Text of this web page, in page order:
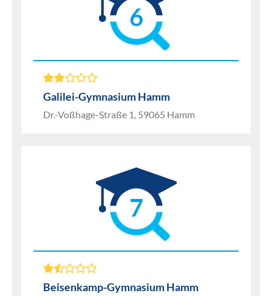
6
Galilei-Gymnasium Hamm
Dr.-Voßhage-Straße 1, 59065 Hamm
7
Beisenkamp-Gymnasium Hamm